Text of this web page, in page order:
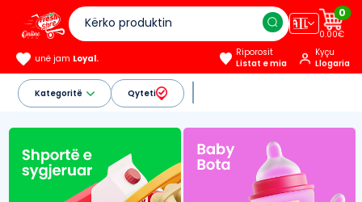
🇦🇱
0
0.00€
unë jam Loyal.
Riporosit
Listat e mia
Kyçu
Llogaria
Kategoritë Qyteti